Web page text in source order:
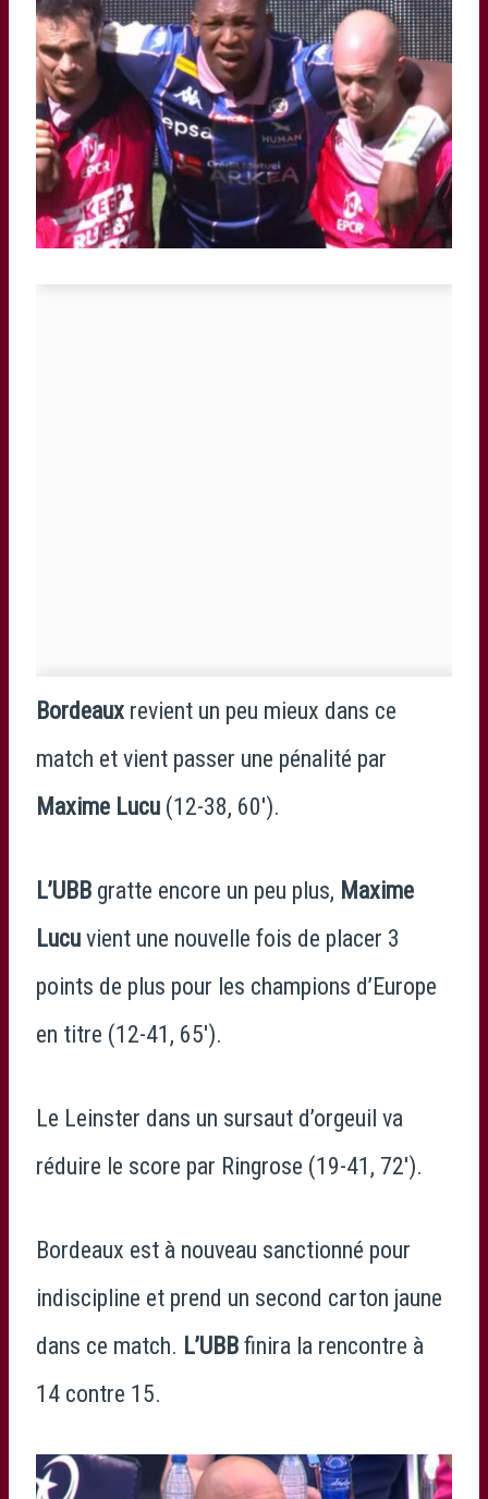
Bordeaux revient un peu mieux dans ce
match et vient passer une pénalité par
Maxime Lucu (12-38, 60′).
L’UBB gratte encore un peu plus, Maxime
Lucu vient une nouvelle fois de placer 3
points de plus pour les champions d’Europe
en titre (12-41, 65′).
Le Leinster dans un sursaut d’orgeuil va
réduire le score par Ringrose (19-41, 72′).
Bordeaux est à nouveau sanctionné pour
indiscipline et prend un second carton jaune
dans ce match. L’UBB finira la rencontre à
14 contre 15.